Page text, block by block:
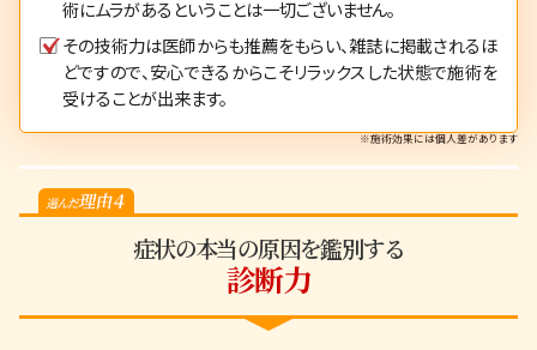
術にムラがあるということは一切ございません。
その技術力は医師からも推薦をもらい、雑誌に掲載されるほ
どですので、安心できるからこそリラックスした状態で施術を
受けることが出来ます。
※施術効果には個人差があります
症状の本当の原因を鑑別する
診断力